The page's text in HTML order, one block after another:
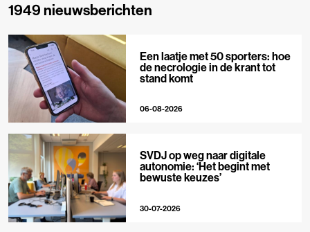
1949 nieuwsberichten
Een laatje met 50 sporters: hoe
de necrologie in de krant tot
stand komt
06-08-2026
SVDJ op weg naar digitale
autonomie: ‘Het begint met
bewuste keuzes’
30-07-2026